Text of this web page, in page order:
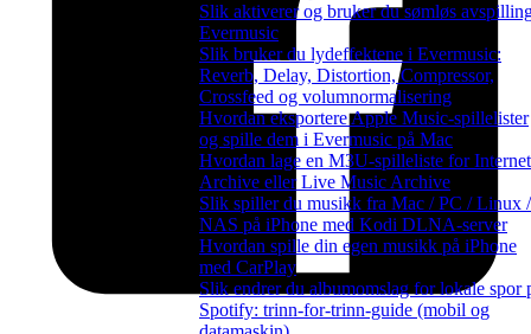
Slik aktiverer og bruker du sømløs
Evermusic
Slik bruker du lydeffektene i Evermusic:
Reverb, Delay, Distortion, Compressor,
Crossfeed og volumnormalisering
Hvordan eksportere Apple Music-spillelister
og spille dem i Evermusic på Mac
Hvordan lage en M3U-spilleliste for Internet
Archive eller Live Music Archive
Slik spiller du musikk fra Mac / PC / Linux /
NAS på iPhone med Kodi DLNA-server
Hvordan spille din egen musikk på iPhone
med CarPlay
Slik endrer du albumomslag for lokale spor
Spotify: trinn-for-trinn-guide (mobil og